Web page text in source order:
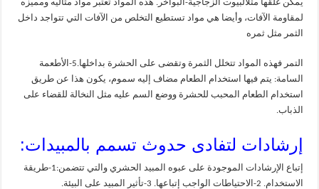
يمكن غلقها مثلالبيوت الزجاجية-البواخر. هذه المواد تعتبر مواد مثاليه ومميزه
لمقاومة الآفات، وأيضا هي مواد تستطيع التخلص من الآفات التي تتواجد داخل
الثمر مثل ثمره
التمر فهذه المواد تتخلل الثمرة وتقضى على الحشرة بداخلها.5-الأطعمة
السامة: يتم فيها استخدام الطعام مضاف إليه سموم، يكون هذا عن طريق
استخدام الطعام المحبب للحشرة ووضع السم عليه مثل النخالة للقضاء على
الذباب.
إرشادات لتفادى حدوث تسمم بالمبيدات:
إتباع الإرشادات الموجودة على عبوه المبيد الحشري والتي تتضمن:1-طريقة
الاستخدام. 2-الاحتياطات الواجب إتباعها. 3-تأثير المبيد على البيئة.